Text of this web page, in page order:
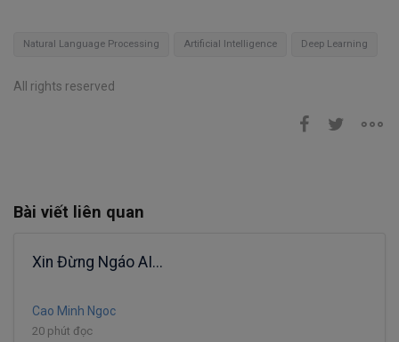
Natural Language Processing Artificial Intelligence Deep Learning
All rights reserved
Bài viết liên quan
Xin Đừng Ngáo AI...
Cao Minh Ngoc
20 phút đọc